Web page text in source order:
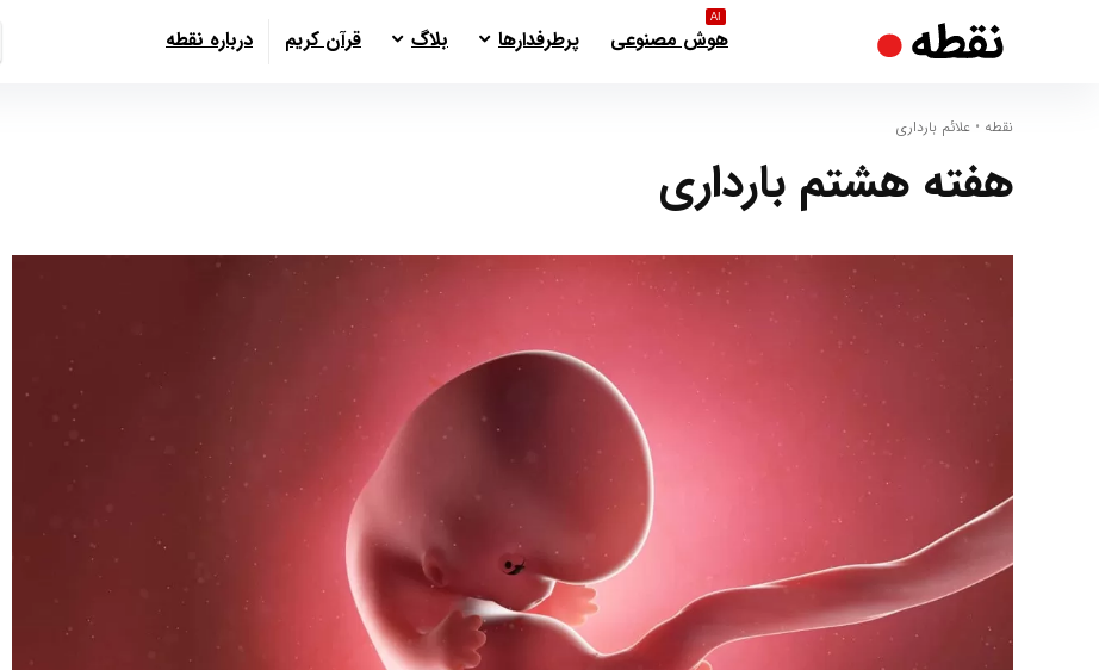
هوش مصنوعی
AI
پرطرفدارها بلاگ قرآن کریم درباره نقطه
نقطه • علائم بارداری
هفته هشتم بارداری